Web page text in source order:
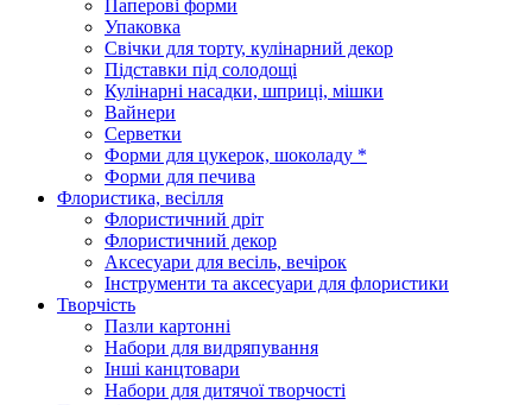
Паперові форми
Упаковка
Свічки для торту, кулінарний декор
Підставки під солодощі
Кулінарні насадки, шприці, мішки
Вайнери
Серветки
Форми для цукерок, шоколаду *
Форми для печива
Флористика, весілля
Флористичний дріт
Флористичний декор
Аксесуари для весіль, вечірок
Інструменти та аксесуари для флористики
Творчість
Пазли картонні
Набори для видряпування
Інші канцтовари
Набори для дитячої творчості